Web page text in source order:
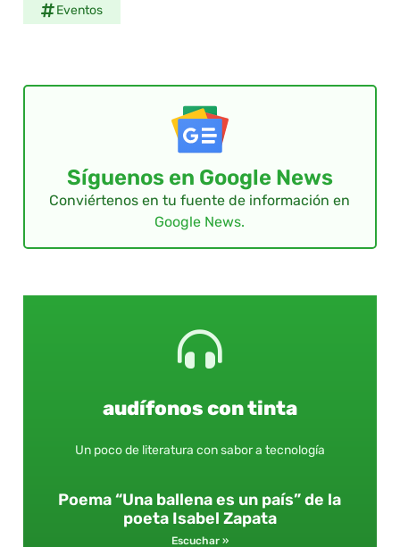
Eventos
Síguenos en Google News
Conviértenos en tu fuente de información en
Google News.
audífonos con tinta
Un poco de literatura con sabor a tecnología
Poema “Una ballena es un país” de la
poeta Isabel Zapata
Escuchar »